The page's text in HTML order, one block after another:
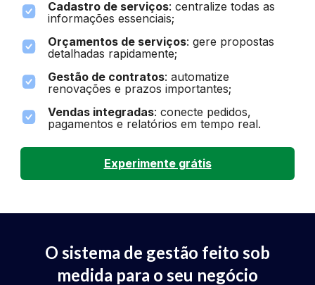
Cadastro de serviços: centralize todas as
informações essenciais;
Orçamentos de serviços: gere propostas
detalhadas rapidamente;
Gestão de contratos: automatize
renovações e prazos importantes;
Vendas integradas: conecte pedidos,
pagamentos e relatórios em tempo real.
Experimente grátis
O sistema de gestão feito sob
medida para o seu negócio